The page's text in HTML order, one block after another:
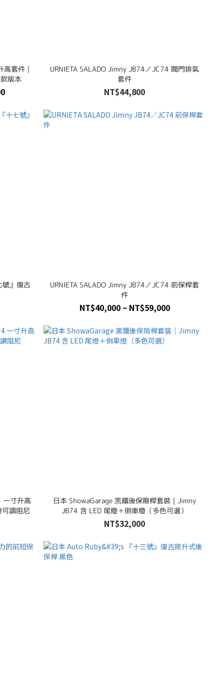
套件｜
版本
URNIETA SALADO Jimny JB74／JC74 閥門排氣
套件
NT$44,800
』復古
URNIETA SALADO Jimny JB74／JC74 前保桿套
件
NT$40,000 ~ NT$59,000
一寸升高
調阻尼
日本 ShowaGarage 黑鐵後保險桿套裝｜Jimny
JB74 含 LED 尾燈＋倒車燈（多色可選）
NT$32,000